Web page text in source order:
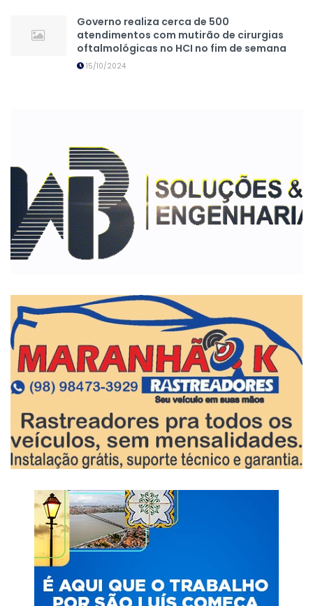
Governo realiza cerca de 500
atendimentos com mutirão de cirurgias
oftalmológicas no HCI no fim de semana
15/10/2024